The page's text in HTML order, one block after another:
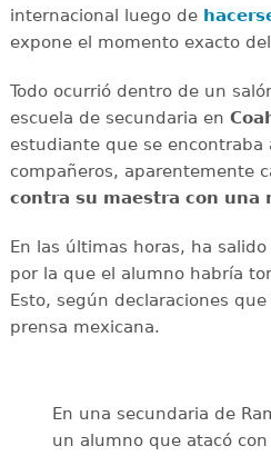
internacional luego de
expone el momento exacto
Todo ocurrió dentro de un
escuela de secundaria en
estudiante que se encontraba
compañeros, aparentemente
contra su maestra con una
En las últimas horas, ha
por la que el alumno habría
Esto, según declaraciones
prensa mexicana.
En una secundaria de
un alumno que atacó